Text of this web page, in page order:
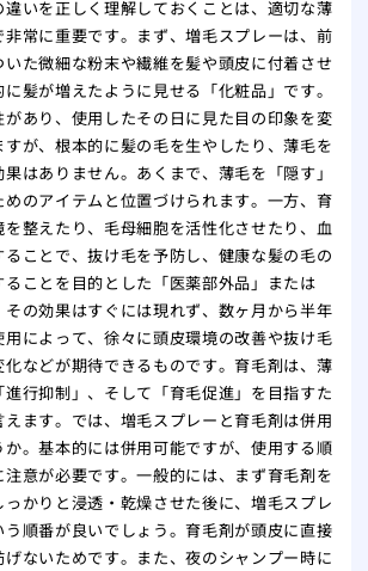
薄
効で
薄
を
自
れ！
薄
院
夏
する
有
る方
あ
の
大
リ
版
専
違いを正しく理解しておくことは、適切な薄
常に重要です。まず、増毛スプレーは、前
た微細な粉末や繊維を髪や頭皮に付着させ
髪が増えたように見せる「化粧品」です。
があり、使用したその日に見た目の印象を変
すが、根本的に髪の毛を生やしたり、薄毛を
はありません。あくまで、薄毛を「隠す」
めのアイテムと位置づけられます。一方、育
整えたり、毛母細胞を活性化させたり、血
ことで、抜け毛を予防し、健康な髪の毛の
ることを目的とした「医薬部外品」または
その効果はすぐには現れず、数ヶ月から半年
によって、徐々に頭皮環境の改善や抜け毛
化などが期待できるものです。育毛剤は、薄
行抑制」、そして「育毛促進」を目指すた
えます。では、増毛スプレーと育毛剤は併用
か。基本的には併用可能ですが、使用する順
意が必要です。一般的には、まず育毛剤を
かりと浸透・乾燥させた後に、増毛スプレ
う順番が良いでしょう。育毛剤が頭皮に直接
ないためです。また、夜のシャンプー時に